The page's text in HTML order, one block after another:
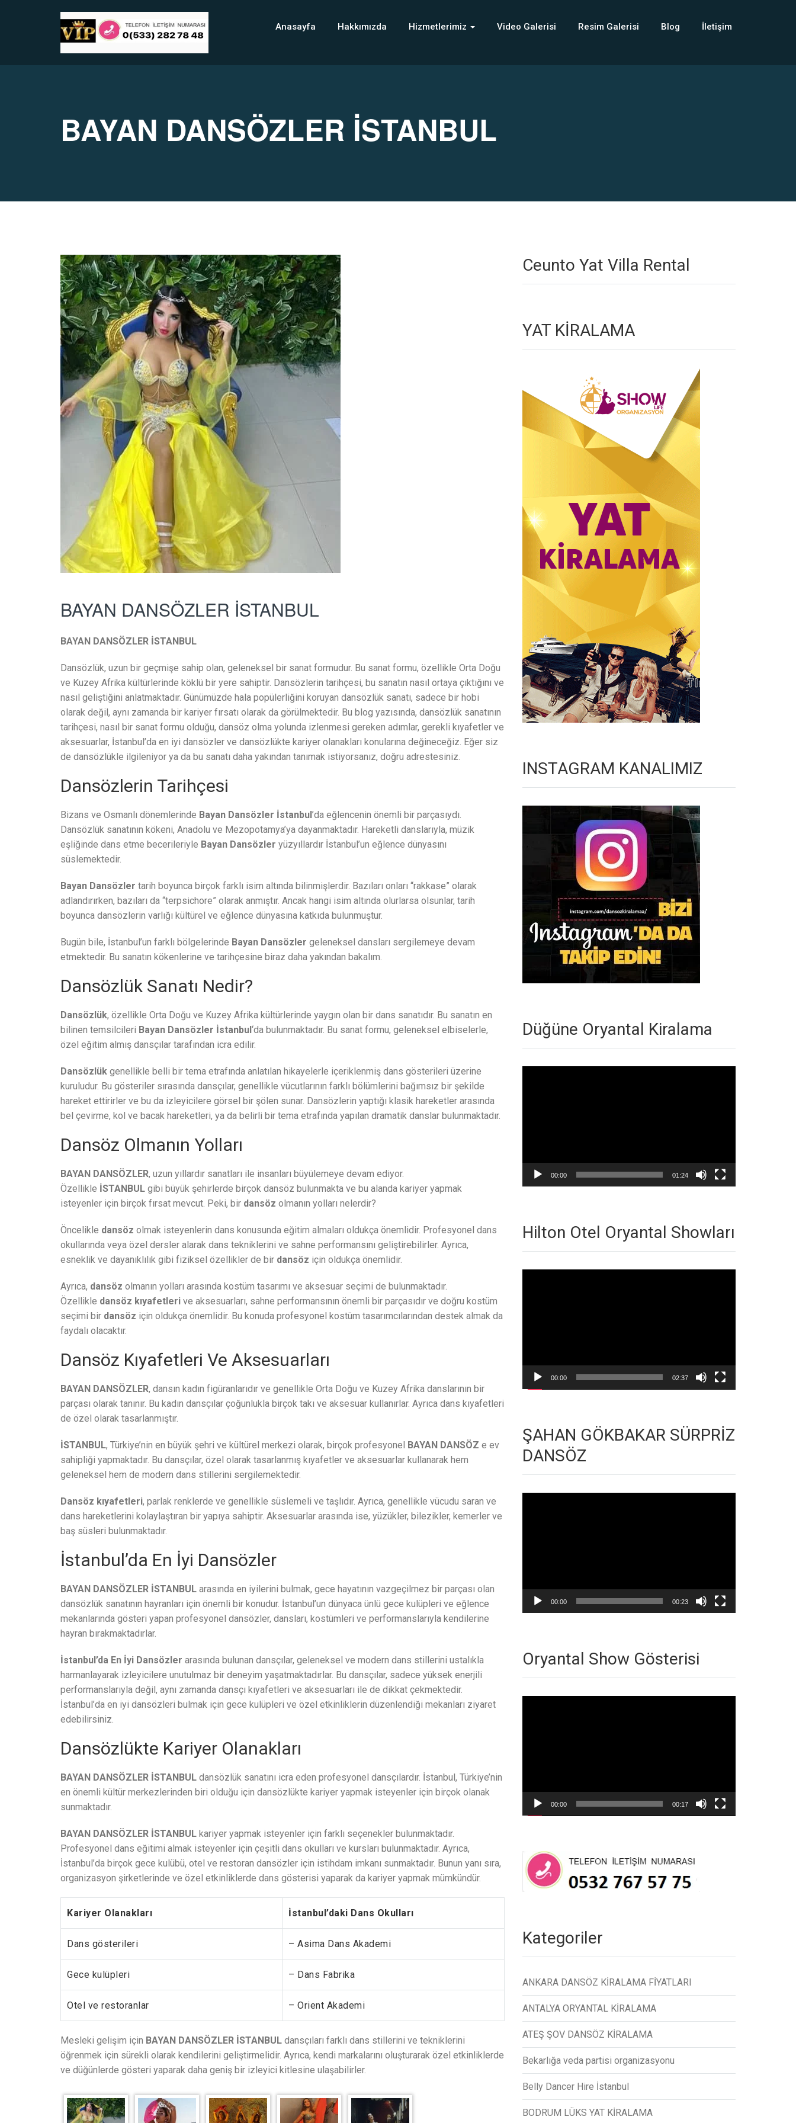
Anasayfa Hakkımızda Hizmetlerimiz Video Galerisi Resim Galerisi Blog İletişim
BAYAN DANSÖZLER İSTANBUL
BAYAN DANSÖZLER İSTANBUL
BAYAN DANSÖZLER İSTANBUL
Dansözlük, uzun bir geçmişe sahip olan, geleneksel bir sanat formudur. Bu sanat formu, özellikle Orta Doğu
ve Kuzey Afrika kültürlerinde köklü bir yere sahiptir. Dansözlerin tarihçesi, bu sanatın nasıl ortaya çıktığını ve
nasıl geliştiğini anlatmaktadır. Günümüzde hala popülerliğini koruyan dansözlük sanatı, sadece bir hobi
olarak değil, aynı zamanda bir kariyer fırsatı olarak da görülmektedir. Bu blog yazısında, dansözlük sanatının
tarihçesi, nasıl bir sanat formu olduğu, dansöz olma yolunda izlenmesi gereken adımlar, gerekli kıyafetler ve
aksesuarlar, İstanbul’da en iyi dansözler ve dansözlükte kariyer olanakları konularına değineceğiz. Eğer siz
de dansözlükle ilgileniyor ya da bu sanatı daha yakından tanımak istiyorsanız, doğru adrestesiniz.
Dansözlerin Tarihçesi
Bizans ve Osmanlı dönemlerinde Bayan Dansözler İstanbul’da eğlencenin önemli bir parçasıydı.
Dansözlük sanatının kökeni, Anadolu ve Mezopotamya’ya dayanmaktadır. Hareketli danslarıyla, müzik
eşliğinde dans etme becerileriyle Bayan Dansözler yüzyıllardır İstanbul’un eğlence dünyasını
süslemektedir.
Bayan Dansözler tarih boyunca birçok farklı isim altında bilinmişlerdir. Bazıları onları “rakkase” olarak
adlandırırken, bazıları da “terpsichore” olarak anmıştır. Ancak hangi isim altında olurlarsa olsunlar, tarih
boyunca dansözlerin varlığı kültürel ve eğlence dünyasına katkıda bulunmuştur.
Bugün bile, İstanbul’un farklı bölgelerinde Bayan Dansözler geleneksel dansları sergilemeye devam
etmektedir. Bu sanatın kökenlerine ve tarihçesine biraz daha yakından bakalım.
Dansözlük Sanatı Nedir?
Dansözlük, özellikle Orta Doğu ve Kuzey Afrika kültürlerinde yaygın olan bir dans sanatıdır. Bu sanatın en
bilinen temsilcileri Bayan Dansözler İstanbul‘da bulunmaktadır. Bu sanat formu, geleneksel elbiselerle,
özel eğitim almış dansçılar tarafından icra edilir.
Dansözlük genellikle belli bir tema etrafında anlatılan hikayelerle içeriklenmiş dans gösterileri üzerine
kuruludur. Bu gösteriler sırasında dansçılar, genellikle vücutlarının farklı bölümlerini bağımsız bir şekilde
hareket ettirirler ve bu da izleyicilere görsel bir şölen sunar. Dansözlerin yaptığı klasik hareketler arasında
bel çevirme, kol ve bacak hareketleri, ya da belirli bir tema etrafında yapılan dramatik danslar bulunmaktadır.
Dansöz Olmanın Yolları
BAYAN DANSÖZLER, uzun yıllardır sanatları ile insanları büyülemeye devam ediyor.
Özellikle İSTANBUL gibi büyük şehirlerde birçok dansöz bulunmakta ve bu alanda kariyer yapmak
isteyenler için birçok fırsat mevcut. Peki, bir dansöz olmanın yolları nelerdir?
Öncelikle dansöz olmak isteyenlerin dans konusunda eğitim almaları oldukça önemlidir. Profesyonel dans
okullarında veya özel dersler alarak dans tekniklerini ve sahne performansını geliştirebilirler. Ayrıca,
esneklik ve dayanıklılık gibi fiziksel özellikler de bir dansöz için oldukça önemlidir.
Ayrıca, dansöz olmanın yolları arasında kostüm tasarımı ve aksesuar seçimi de bulunmaktadır.
Özellikle dansöz kıyafetleri ve aksesuarları, sahne performansının önemli bir parçasıdır ve doğru kostüm
seçimi bir dansöz için oldukça önemlidir. Bu konuda profesyonel kostüm tasarımcılarından destek almak da
faydalı olacaktır.
Dansöz Kıyafetleri Ve Aksesuarları
BAYAN DANSÖZLER, dansın kadın figüranlarıdır ve genellikle Orta Doğu ve Kuzey Afrika danslarının bir
parçası olarak tanınır. Bu kadın dansçılar çoğunlukla birçok takı ve aksesuar kullanırlar. Ayrıca dans kıyafetleri
de özel olarak tasarlanmıştır.
İSTANBUL, Türkiye’nin en büyük şehri ve kültürel merkezi olarak, birçok profesyonel BAYAN DANSÖZ e ev
sahipliği yapmaktadır. Bu dansçılar, özel olarak tasarlanmış kıyafetler ve aksesuarlar kullanarak hem
geleneksel hem de modern dans stillerini sergilemektedir.
Dansöz kıyafetleri, parlak renklerde ve genellikle süslemeli ve taşlıdır. Ayrıca, genellikle vücudu saran ve
dans hareketlerini kolaylaştıran bir yapıya sahiptir. Aksesuarlar arasında ise, yüzükler, bilezikler, kemerler ve
baş süsleri bulunmaktadır.
İstanbul’da En İyi Dansözler
BAYAN DANSÖZLER İSTANBUL arasında en iyilerini bulmak, gece hayatının vazgeçilmez bir parçası olan
dansözlük sanatının hayranları için önemli bir konudur. İstanbul’un dünyaca ünlü gece kulüpleri ve eğlence
mekanlarında gösteri yapan profesyonel dansözler, dansları, kostümleri ve performanslarıyla kendilerine
hayran bırakmaktadırlar.
İstanbul’da En İyi Dansözler arasında bulunan dansçılar, geleneksel ve modern dans stillerini ustalıkla
harmanlayarak izleyicilere unutulmaz bir deneyim yaşatmaktadırlar. Bu dansçılar, sadece yüksek enerjili
performanslarıyla değil, aynı zamanda dansçı kıyafetleri ve aksesuarları ile de dikkat çekmektedir.
İstanbul’da en iyi dansözleri bulmak için gece kulüpleri ve özel etkinliklerin düzenlendiği mekanları ziyaret
edebilirsiniz.
Dansözlükte Kariyer Olanakları
BAYAN DANSÖZLER İSTANBUL dansözlük sanatını icra eden profesyonel dansçılardır. İstanbul, Türkiye’nin
en önemli kültür merkezlerinden biri olduğu için dansözlükte kariyer yapmak isteyenler için birçok olanak
sunmaktadır.
BAYAN DANSÖZLER İSTANBUL kariyer yapmak isteyenler için farklı seçenekler bulunmaktadır.
Profesyonel dans eğitimi almak isteyenler için çeşitli dans okulları ve kursları bulunmaktadır. Ayrıca,
İstanbul’da birçok gece kulübü, otel ve restoran dansözler için istihdam imkanı sunmaktadır. Bunun yanı sıra,
organizasyon şirketlerinde ve özel etkinliklerde dans gösterisi yaparak da kariyer yapmak mümkündür.
Kariyer Olanakları İstanbul’daki Dans Okulları
Dans gösterileri – Asima Dans Akademi
Gece kulüpleri – Dans Fabrika
Otel ve restoranlar – Orient Akademi
Mesleki gelişim için BAYAN DANSÖZLER İSTANBUL dansçıları farklı dans stillerini ve tekniklerini
öğrenmek için sürekli olarak kendilerini geliştirmelidir. Ayrıca, kendi markalarını oluşturarak özel etkinliklerde
ve düğünlerde gösteri yaparak daha geniş bir izleyici kitlesine ulaşabilirler.
Ceunto Yat Villa Rental
YAT KİRALAMA
INSTAGRAM KANALIMIZ
Düğüne Oryantal Kiralama
00:00 01:24
Hilton Otel Oryantal Showları
00:00 02:37
ŞAHAN GÖKBAKAR SÜRPRİZ
DANSÖZ
00:00 00:23
Oryantal Show Gösterisi
00:00 00:17
Kategoriler
ANKARA DANSÖZ KİRALAMA FİYATLARI
ANTALYA ORYANTAL KİRALAMA
ATEŞ ŞOV DANSÖZ KİRALAMA
Bekarlığa veda partisi organizasyonu
Belly Dancer Hire İstanbul
BODRUM LÜKS YAT KİRALAMA